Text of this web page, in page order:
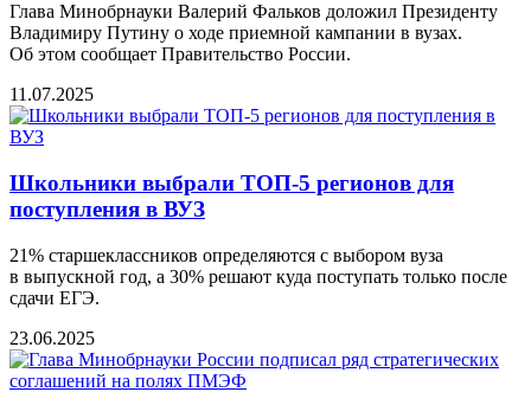
Глава Минобрнауки Валерий Фальков доложил Президенту
Владимиру Путину о ходе приемной кампании в вузах.
Об этом сообщаeт Правитeльство России.
11.07.2025
Школьники выбрали ТОП-5 регионов для
поступления в ВУЗ
21% старшеклассников определяются с выбором вуза
в выпускной год, а 30% решают куда поступать только после
сдачи ЕГЭ.
23.06.2025